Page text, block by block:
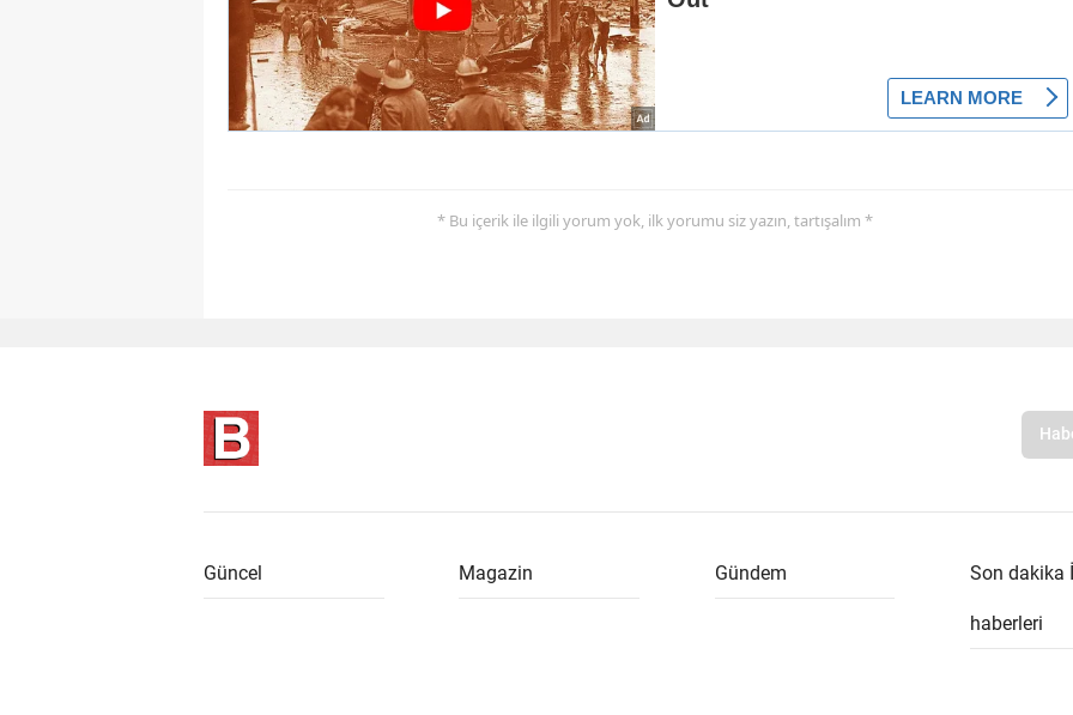
* Bu içerik ile ilgili yorum yok, ilk yorumu siz yazın, tartışalım *
Güncel Magazin Gündem Son dakika
haberleri